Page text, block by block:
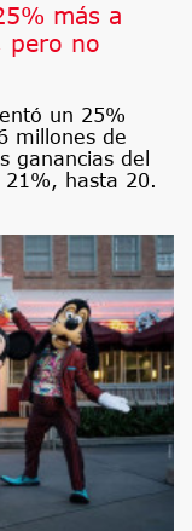
más a
pero no
un 25%
millones de
ganancias del
hasta 20.